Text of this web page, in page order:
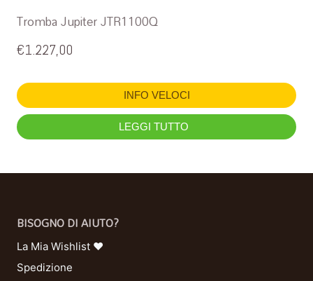
Tromba Jupiter JTR1100Q
€1.227,00
INFO VELOCI
LEGGI TUTTO
BISOGNO DI AIUTO?
La Mia Wishlist ❤
Spedizione